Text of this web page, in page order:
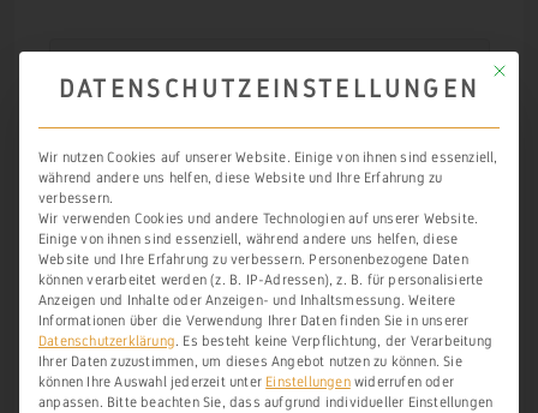
Arcinsys/HHStAW,
Bestand 19, U 16
weitere Informationen zum Weinbau bei
Dietkirchen finden Sie über die
Verlinkung.
Mit
DATENSCHUTZEINSTELLUNGEN
Wir nutzen Cookies auf unserer Website. Einige von ihnen sind essenziell,
während andere uns helfen, diese Website und Ihre Erfahrung zu
verbessern.
Wir verwenden Cookies und andere Technologien auf unserer Website.
Einige von ihnen sind essenziell, während andere uns helfen, diese
Website und Ihre Erfahrung zu verbessern. Personenbezogene Daten
können verarbeitet werden (z. B. IP-Adressen), z. B. für personalisierte
Anzeigen und Inhalte oder Anzeigen- und Inhaltsmessung. Weitere
Informationen über die Verwendung Ihrer Daten finden Sie in unserer
Datenschutzerklärung. Es besteht keine Verpflichtung, der Verarbeitung
Ihrer Daten zuzustimmen, um dieses Angebot nutzen zu können. Sie
können Ihre Auswahl jederzeit unter Einstellungenwiderrufen oder
anpassen. Bitte beachten Sie, dass aufgrund individueller Einstellungen